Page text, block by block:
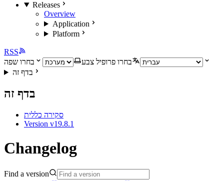
Releases
Overview
Application
Platform
RSS
בחרו פרופיל צבע
בחרו שפה
בדף זה
בדף זה
סקירה כללית
Version v19.8.1
Changelog
Find a version